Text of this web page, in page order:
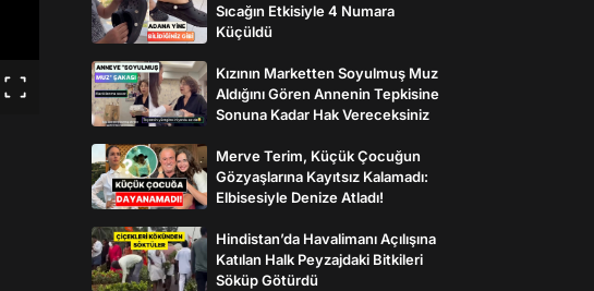
Sıcağın Etkisiyle 4 Numara
Küçüldü
Kızının Marketten Soyulmuş Muz
Aldığını Gören Annenin Tepkisine
Sonuna Kadar Hak Vereceksiniz
Merve Terim, Küçük Çocuğun
Gözyaşlarına Kayıtsız Kalamadı:
Elbisesiyle Denize Atladı!
Hindistan’da Havalimanı Açılışına
Katılan Halk Peyzajdaki Bitkileri
Söküp Götürdü